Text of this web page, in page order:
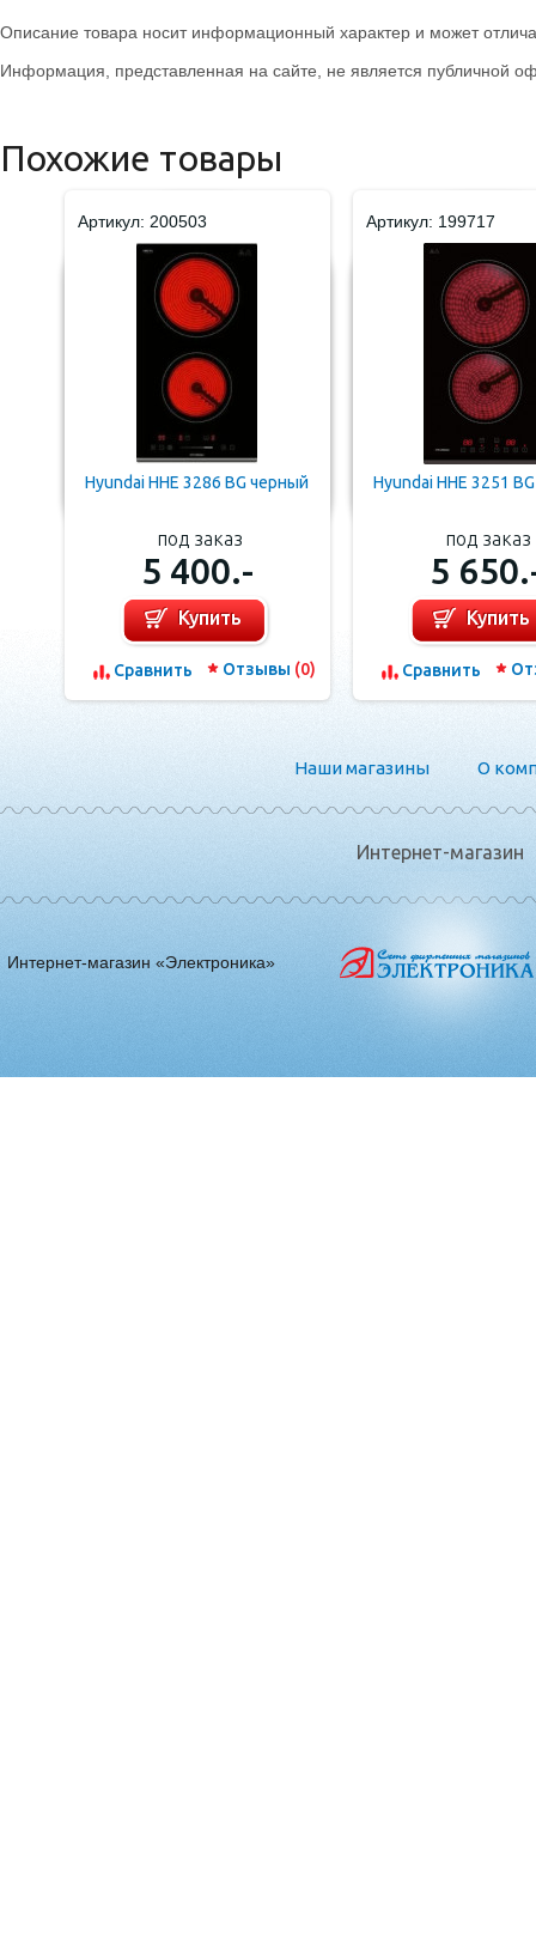
Описание товара носит информационный характер и может
Информация, представленная на сайте, не является публичной
Похожие товары
Артикул: 200503
Hyundai HHE 3286 BG черный
под заказ
5 400.-
Купить
Сравнить Отзывы (0)
Артикул: 199717
Hyundai HHE 3251
под заказ
5
Купить
Сравнить
Наши магазины О
Интернет-магазин
Интернет-магазин «Электроника»